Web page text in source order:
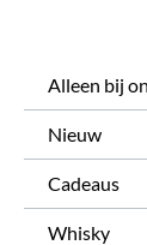
Alleen bij
Nieuw
Cadeaus
Whisky